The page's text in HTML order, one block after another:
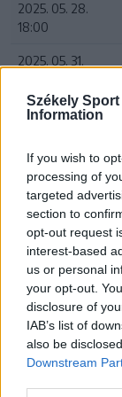
Székely Sport
Information
If you wish to
processing of
targeted
section to
opt-out request
interest-based
us or personal
your opt-out.
disclosure of
IAB’s list of
also be
Downstream
2025. 05. 28.
18:00
2025. 05. 31.
2025. 06. 07.
2025. 06. 12.
17:00
24 ÓRA
12:36
Új korszak a
jövő csapata